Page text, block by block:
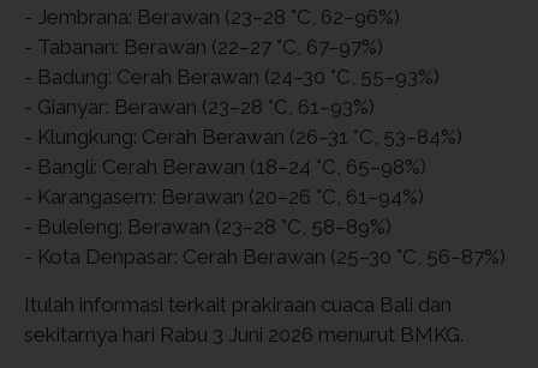
- Jembrana: Berawan (23–28 °C, 62–96%)
- Tabanan: Berawan (22–27 °C, 67–97%)
- Badung: Cerah Berawan (24–30 °C, 55–93%)
- Gianyar: Berawan (23–28 °C, 61–93%)
- Klungkung: Cerah Berawan (26–31 °C, 53–84%)
- Bangli: Cerah Berawan (18–24 °C, 65–98%)
- Karangasem: Berawan (20–26 °C, 61–94%)
- Buleleng: Berawan (23–28 °C, 58–89%)
- Kota Denpasar: Cerah Berawan (25–30 °C, 56–87%)
Itulah informasi terkait prakiraan cuaca Bali dan
sekitarnya hari Rabu 3 Juni 2026 menurut BMKG.